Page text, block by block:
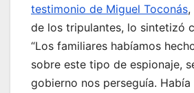
testimonio de Miguel Toconás,
de los tripulantes, lo sintetizó
“Los familiares habíamos
sobre este tipo de espionaje,
gobierno nos perseguía.